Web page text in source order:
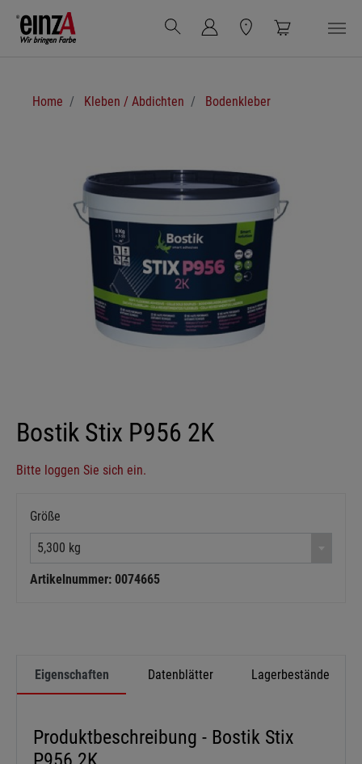
Zum Hauptinhalt springen
Home Kleben / Abdichten Bodenkleber
Bostik Stix P956 2K
Bitte loggen Sie sich ein.
Größe
5,300 kg
Artikelnummer: 0074665
Eigenschaften Datenblätter Lagerbestände
Produktbeschreibung - Bostik Stix